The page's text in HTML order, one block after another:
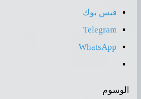
فيس بوك
Telegram
WhatsApp
الوسوم